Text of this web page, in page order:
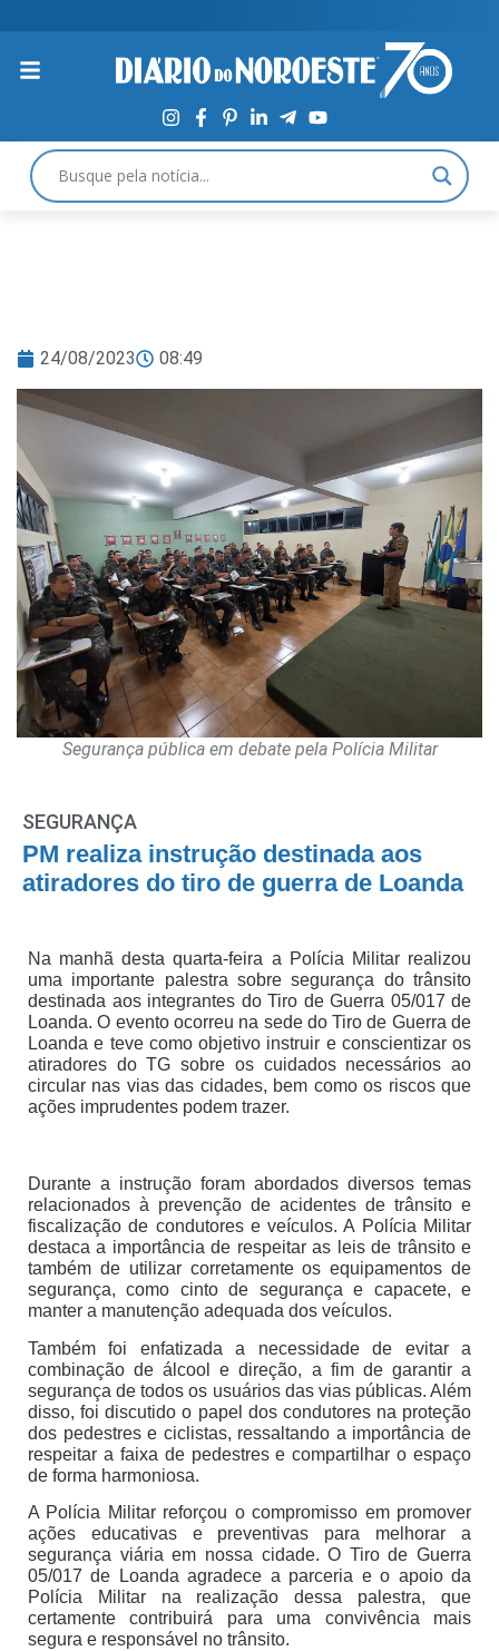
24/08/2023 08:49
Segurança pública em debate pela Polícia Militar
SEGURANÇA
PM realiza instrução destinada aos
atiradores do tiro de guerra de Loanda
Na manhã desta quarta-feira a Polícia Militar realizou
uma importante palestra sobre segurança do trânsito
destinada aos integrantes do Tiro de Guerra 05/017 de
Loanda. O evento ocorreu na sede do Tiro de Guerra de
Loanda e teve como objetivo instruir e conscientizar os
atiradores do TG sobre os cuidados necessários ao
circular nas vias das cidades, bem como os riscos que
ações imprudentes podem trazer.
Durante a instrução foram abordados diversos temas
relacionados à prevenção de acidentes de trânsito e
fiscalização de condutores e veículos. A Polícia Militar
destaca a importância de respeitar as leis de trânsito e
também de utilizar corretamente os equipamentos de
segurança, como cinto de segurança e capacete, e
manter a manutenção adequada dos veículos.
Também foi enfatizada a necessidade de evitar a
combinação de álcool e direção, a fim de garantir a
segurança de todos os usuários das vias públicas. Além
disso, foi discutido o papel dos condutores na proteção
dos pedestres e ciclistas, ressaltando a importância de
respeitar a faixa de pedestres e compartilhar o espaço
de forma harmoniosa.
A Polícia Militar reforçou o compromisso em promover
ações educativas e preventivas para melhorar a
segurança viária em nossa cidade. O Tiro de Guerra
05/017 de Loanda agradece a parceria e o apoio da
Polícia Militar na realização dessa palestra, que
certamente contribuirá para uma convivência mais
segura e responsável no trânsito.